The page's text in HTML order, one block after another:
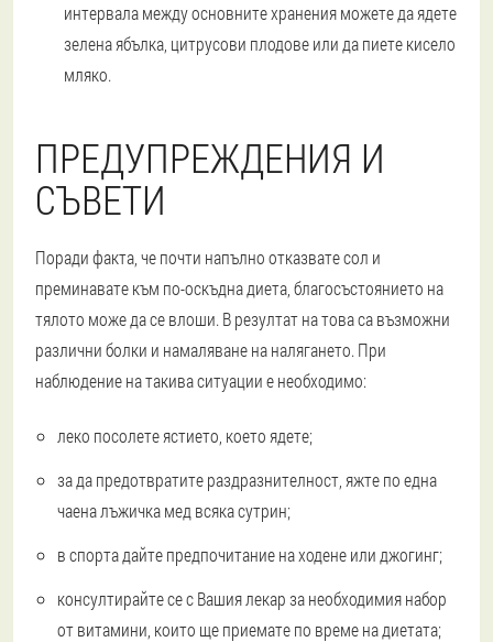
интервала между основните хранения можете да ядете
зелена ябълка, цитрусови плодове или да пиете кисело
мляко.
ПРЕДУПРЕЖДЕНИЯ И
СЪВЕТИ
Поради факта, че почти напълно отказвате сол и
преминавате към по-оскъдна диета, благосъстоянието на
тялото може да се влоши. В резултат на това са възможни
различни болки и намаляване на налягането. При
наблюдение на такива ситуации е необходимо:
леко посолете ястието, което ядете;
за да предотвратите раздразнителност, яжте по една
чаена лъжичка мед всяка сутрин;
в спорта дайте предпочитание на ходене или джогинг;
консултирайте се с Вашия лекар за необходимия набор
от витамини, които ще приемате по време на диетата;